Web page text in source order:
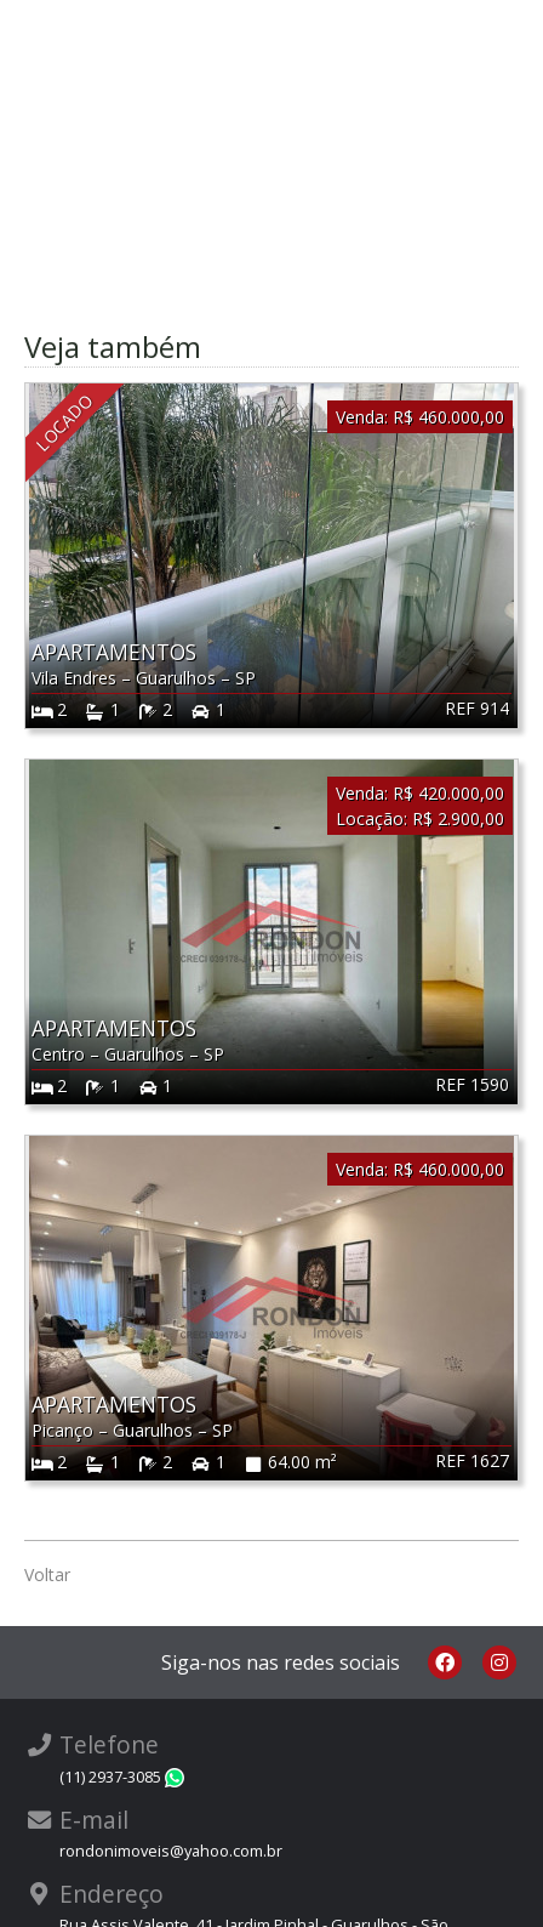
Veja também
LOCADO
REF 914
APARTAMENTOS
Vila Endres –Guarulhos–SP
2
1 2 1
Venda: R$ 460.000,00
REF 1590
APARTAMENTOS
Centro – Guarulhos – SP
2
1 1
Venda: R$ 420.000,00
Locação: R$ 2.900,00
REF 1627
APARTAMENTOS
Picanço–Guarulhos–SP
2
1 2 1 64.00 m²
Venda: R$ 460.000,00
Voltar
Siga-nos nas redes sociais
Telefone
(11) 2937-3085
E-mail
rondonimoveis@yahoo.com.br
Endereço